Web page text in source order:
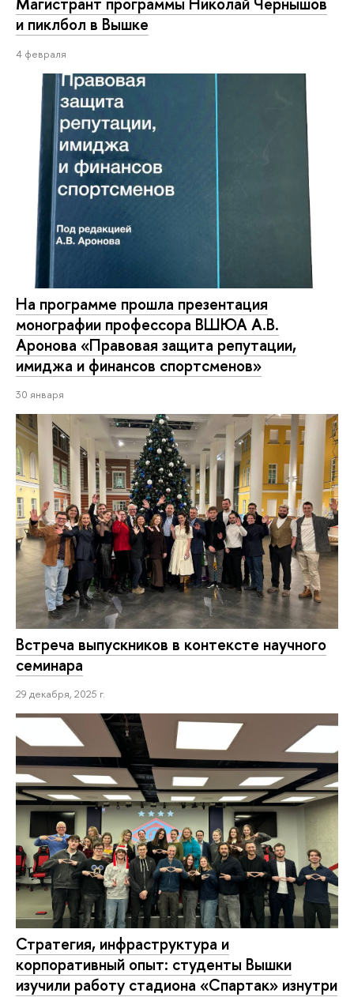
и пиклбол в Вышке
4 февраля
На программе прошла презентация
монографии профессора ВШЮА А.В.
Аронова «Правовая защита репутации,
имиджа и финансов спортсменов»
30 января
Встреча выпускников в контексте научного
семинара
29 декабря, 2025 г.
Стратегия, инфраструктура и
корпоративный опыт: студенты Вышки
изучили работу стадиона «Спартак» изнутри